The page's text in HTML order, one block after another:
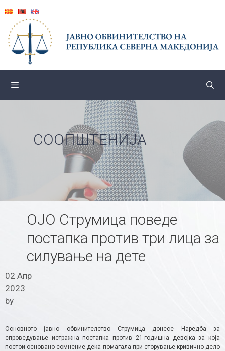
content
СООПШТЕНИЈА
ОЈО Струмица поведе
постапка против три лица за
силување на дете
02 Апр
2023
by
Основното јавно обвинителство Струмица донесе Наредба за
спроведување истражна постапка против 21-годишна девојка за која
постои основано сомнение дека помагала при сторување кривично дело